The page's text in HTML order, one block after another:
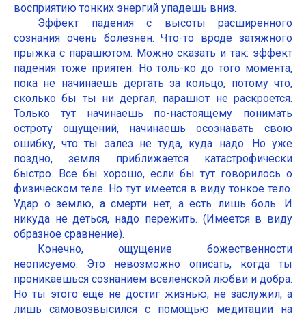
восприятию тонких энергий упадешь вниз.
Эффект падения с высоты расширенного
сознания очень болезнен. Что-то вроде затяжного
прыжка с парашютом. Можно сказать и так: эффект
падения тоже приятен. Но толь-ко до того момента,
пока не начинаешь дергать за кольцо, потому что,
сколько бы ты ни дергал, парашют не раскроется.
Только тут начинаешь по-настоящему понимать
остроту ощущений, начинаешь осознавать свою
ошибку, что ты залез не туда, куда надо. Но уже
поздно, земля приближается катастрофически
быстро. Все бы хорошо, если бы тут говорилось о
физическом теле. Но тут имеется в виду тонкое тело.
Удар о землю, а смерти нет, а есть лишь боль. И
никуда не деться, надо пережить. (Имеется в виду
образное сравнение).
Конечно, ощущение божественности
неописуемо. Это невозможно описать, когда ты
проникаешься сознанием вселенской любви и добра.
Но ты этого ещё не достиг жизнью, не заслужил, а
лишь самовозвысился с помощью медитации на